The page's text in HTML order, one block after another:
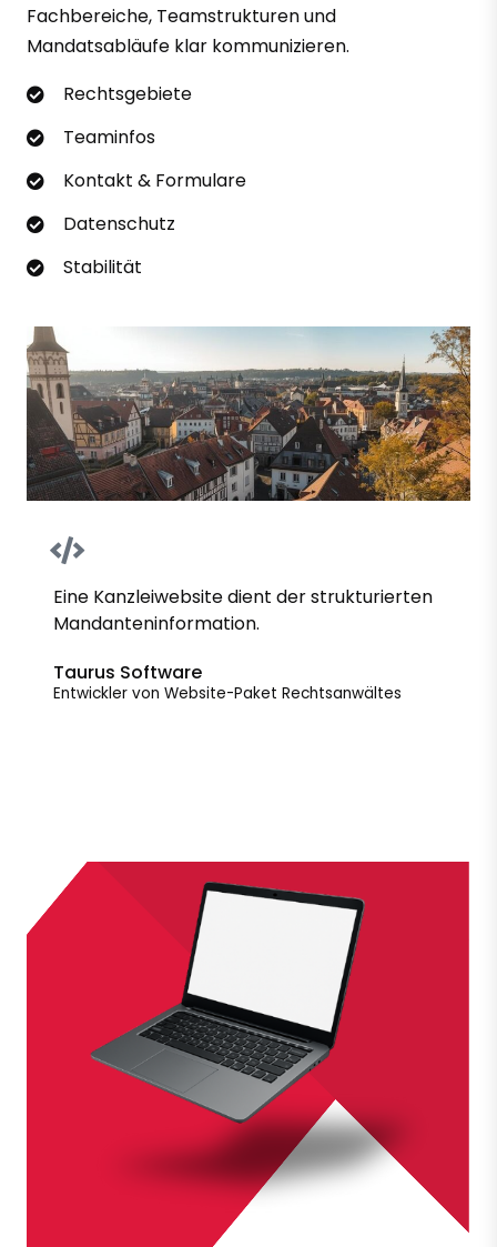
Fachbereiche, Teamstrukturen und
Mandatsabläufe klar kommunizieren.
Rechtsgebiete
Teaminfos
Kontakt & Formulare
Datenschutz
Stabilität
Eine Kanzleiwebsite dient der strukturierten
Mandanteninformation.
Taurus Software
Entwickler von Website-Paket Rechtsanwältes